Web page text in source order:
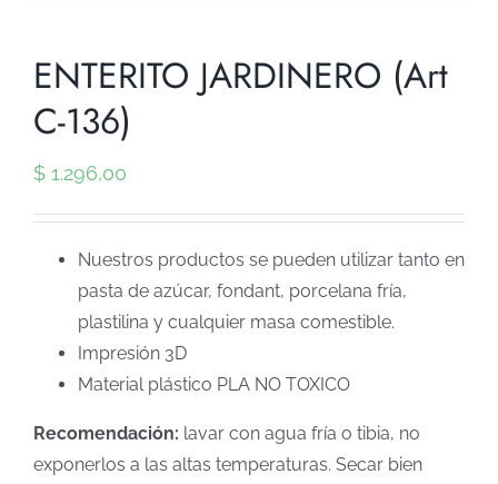
ENTERITO JARDINERO (Art
C-136)
$ 1.296,00
Nuestros productos se pueden utilizar tanto en
pasta de azúcar, fondant, porcelana fría,
plastilina y cualquier masa comestible.
Impresión 3D
Material plástico PLA NO TOXICO
Recomendación: lavar con agua fría o tibia, no
exponerlos a las altas temperaturas. Secar bien